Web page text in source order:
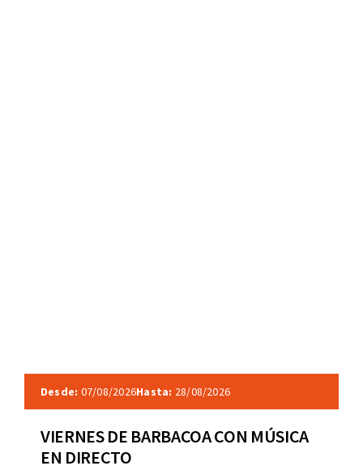
Desde: 07/08/2026Hasta: 28/08/2026
VIERNES DE BARBACOA CON MÚSICA
EN DIRECTO